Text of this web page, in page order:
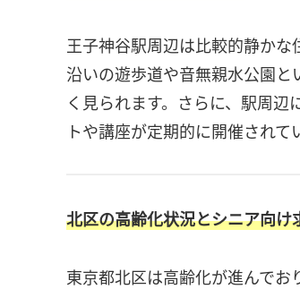
王子神谷駅周辺は比較的静か
沿いの遊歩道や音無親水公園
く見られます。さらに、駅周
トや講座が定期的に開催されて
北区の高齢化状況とシニア向け
東京都北区は高齢化が進んで